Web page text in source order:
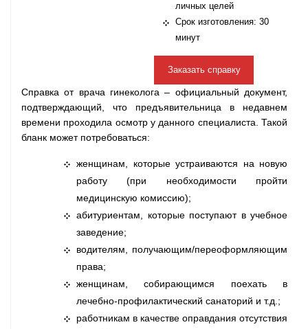
личных целей
Срок изготовления: 30
минут
Заказать справку
Справка от врача гинеколога – официальный документ,
подтверждающий, что предъявительница в недавнем
времени проходила осмотр у данного специалиста. Такой
бланк может потребоваться:
женщинам, которые устраиваются на новую
работу (при необходимости пройти
медицинскую комиссию);
абитуриентам, которые поступают в учебное
заведение;
водителям, получающим/переоформляющим
права;
женщинам, собирающимся поехать в
лечебно-профилактический санаторий и т.д.;
работникам в качестве оправдания отсутствия